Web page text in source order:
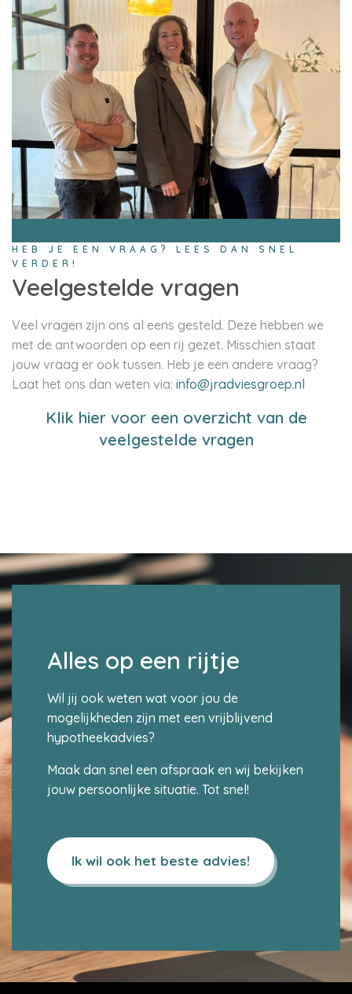
Veelgestelde vragen
HEB JE EEN VRAAG? LEES DAN SNEL
VERDER!
Veel vragen zijn ons al eens gesteld. Deze hebben we
met de antwoorden op een rij gezet. Misschien staat
jouw vraag er ook tussen. Heb je een andere vraag?
Laat het ons dan weten via: info@jradviesgroep.nl
Klik hier voor een overzicht van de
veelgestelde vragen
Alles op een rijtje
Wil jij ook weten wat voor jou de
mogelijkheden zijn met een vrijblijvend
hypotheekadvies?
Maak dan snel een afspraak en wij bekijken
jouw persoonlijke situatie. Tot snel!
Ik wil ook het beste advies!